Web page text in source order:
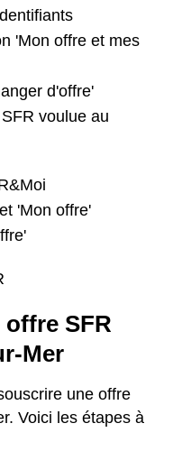
'Mon offre et mes
d'offre'
voulue au
'Mon offre'
SFR
Mer
une offre
Voici les étapes à